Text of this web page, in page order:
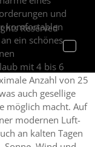
und
komfortablen
ein schönes
mit 4 bis 6
Anzahl von 25
auch gesellige
möglich macht. Auf
modernen Luft-
an kalten Tagen
Reserved
Toggle